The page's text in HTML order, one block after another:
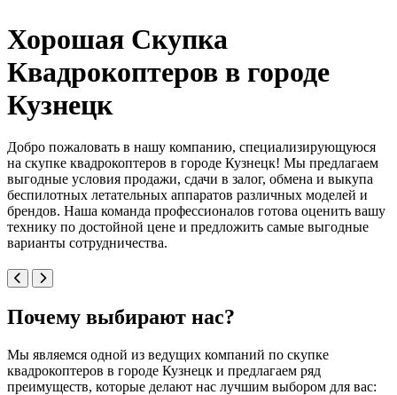
Хорошая Скупка
Квадрокоптеров в городе
Кузнецк
Добро пожаловать в нашу компанию, специализирующуюся
на скупке квадрокоптеров в городе Кузнецк! Мы предлагаем
выгодные условия продажи, сдачи в залог, обмена и выкупа
беспилотных летательных аппаратов различных моделей и
брендов. Наша команда профессионалов готова оценить вашу
технику по достойной цене и предложить самые выгодные
варианты сотрудничества.
Почему выбирают нас?
Мы являемся одной из ведущих компаний по скупке
квадрокоптеров в городе Кузнецк и предлагаем ряд
преимуществ, которые делают нас лучшим выбором для вас: